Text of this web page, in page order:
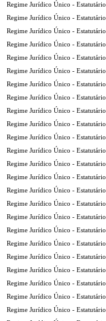
Regime Jurídico Único - Estatutário
Regime Jurídico Único - Estatutário
Regime Jurídico Único - Estatutário
Regime Jurídico Único - Estatutário
Regime Jurídico Único - Estatutário
Regime Jurídico Único - Estatutário
Regime Jurídico Único - Estatutário
Regime Jurídico Único - Estatutário
Regime Jurídico Único - Estatutário
Regime Jurídico Único - Estatutário
Regime Jurídico Único - Estatutário
Regime Jurídico Único - Estatutário
Regime Jurídico Único - Estatutário
Regime Jurídico Único - Estatutário
Regime Jurídico Único - Estatutário
Regime Jurídico Único - Estatutário
Regime Jurídico Único - Estatutário
Regime Jurídico Único - Estatutário
Regime Jurídico Único - Estatutário
Regime Jurídico Único - Estatutário
Regime Jurídico Único - Estatutário
Regime Jurídico Único - Estatutário
Regime Jurídico Único - Estatutário
Regime Jurídico Único - Estatutário